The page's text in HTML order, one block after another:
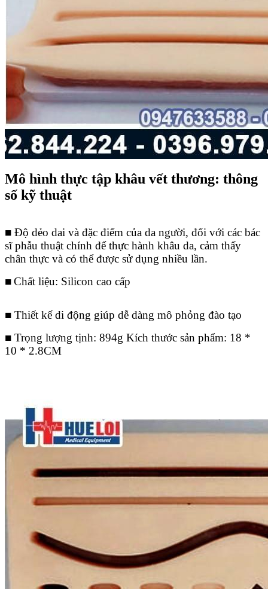
Mô hình thực tập khâu vết thương: thông
số kỹ thuật
■ Độ dẻo dai và đặc điểm của da người, đối với các bác
sĩ phẫu thuật chính để thực hành khâu da, cảm thấy
chân thực và có thể được sử dụng nhiều lần.
■Chất liệu: Silicon cao cấp
■ Thiết kế di động giúp dễ dàng mô phỏng đào tạo
■ Trọng lượng tịnh: 894g Kích thước sản phẩm: 18 *
10 * 2.8CM